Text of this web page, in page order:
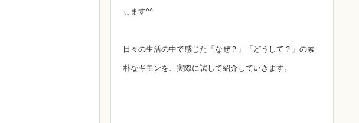
します^^
日々の生活の中で感じた「なぜ？」「どうして？」の素
朴なギモンを、実際に試して紹介していきます。